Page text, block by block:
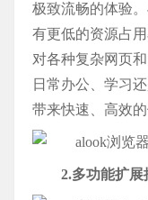
极致流畅的体验
有更低的资源占
对各种复杂网页
日常办公、学习
带来快速、高效的
2.多功能扩